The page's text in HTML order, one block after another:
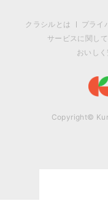
クラシルとは プライ
サービスに関し
おいし
Copyright©